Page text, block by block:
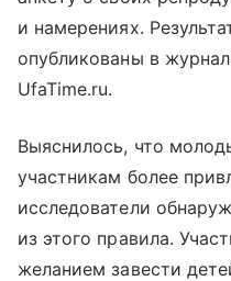
и намерениях.
опубликованы в
UfaTime.ru.
Выяснилось, что
участникам более
исследователи
из этого правила.
желанием завести